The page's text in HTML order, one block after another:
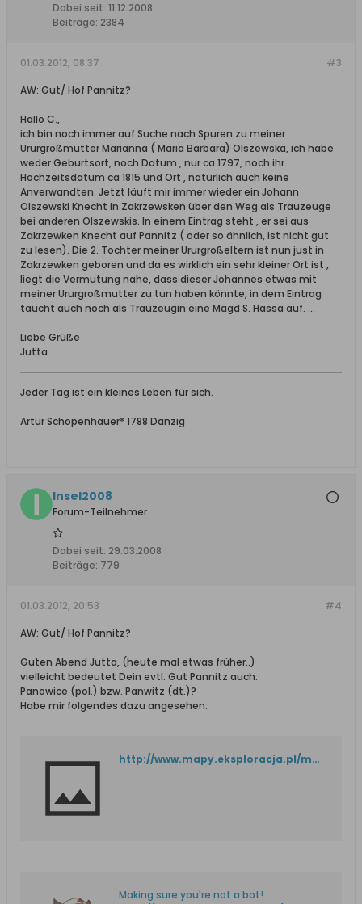
Dabei seit: 11.12.2008
Beiträge: 2384
#3
01.03.2012, 08:37
AW: Gut/ Hof Pannitz?
Hallo C.,
ich bin noch immer auf Suche nach Spuren zu meiner
Ururgroßmutter Marianna ( Maria Barbara) Olszewska, ich habe
weder Geburtsort, noch Datum , nur ca 1797, noch ihr
Hochzeitsdatum ca 1815 und Ort , natürlich auch keine
Anverwandten. Jetzt läuft mir immer wieder ein Johann
Olszewski Knecht in Zakrzewsken über den Weg als Trauzeuge
bei anderen Olszewskis. In einem Eintrag steht , er sei aus
Zakrzewken Knecht auf Pannitz ( oder so ähnlich, ist nicht gut
zu lesen). Die 2. Tochter meiner Ururgroßeltern ist nun just in
Zakrzewken geboren und da es wirklich ein sehr kleiner Ort ist ,
liegt die Vermutung nahe, dass dieser Johannes etwas mit
meiner Ururgroßmutter zu tun haben könnte, in dem Eintrag
taucht auch noch als Trauzeugin eine Magd S. Hassa auf. ...
Liebe Grüße
Jutta
Jeder Tag ist ein kleines Leben für sich.
Artur Schopenhauer* 1788 Danzig
Insel2008
Forum-Teilnehmer
Dabei seit: 29.03.2008
Beiträge: 779
#4
01.03.2012, 20:53
AW: Gut/ Hof Pannitz?
Guten Abend Jutta, (heute mal etwas früher..)
vielleicht bedeutet Dein evtl. Gut Pannitz auch:
Panowice (pol.) bzw. Panwitz (dt.)?
Habe mir folgendes dazu angesehen:
http://www.mapy.eksploracja.pl/messtischblatt/1877_sobbowitz.htm
Making sure you're not a bot!